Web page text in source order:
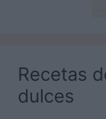
Recetas
dulces